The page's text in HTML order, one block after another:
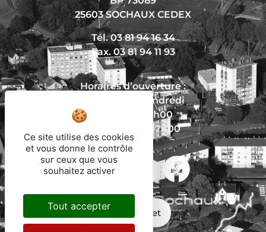
25603 SOCHAUX CEDEX
Tél. 03 81 94 16 34
Fax. 03 81 94 11 93
Horaires d’ouverture :
Du lundi au vendredi
De 8h30 à 12h00
Et de 13h30 à 17h00
Nous écrire
Mon trajet
Ce site utilise des cookies
et vous donne le contrôle
sur ceux que vous
souhaitez activer
Tout accepter